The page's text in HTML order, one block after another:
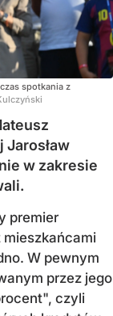
spotkania z
w zakresie
premier
mieszkańcami
W pewnym
przez jego
czyli